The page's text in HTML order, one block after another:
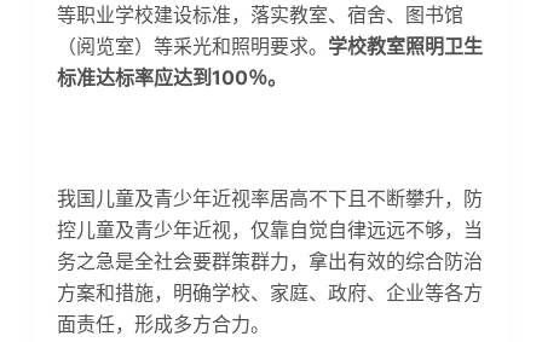
等职业学校建设标准，落实教室、宿舍、图书馆
（阅览室）等采光和照明要求。 学校教室照明卫生
标准达标率应达到100％。
我国儿童及青少年近视率居高不下且不断攀升，防
控儿童及青少年近视，仅靠自觉自律远远不够，当
务之急是全社会要群策群力，拿出有效的综合防治
方案和措施，明确学校、家庭、政府、企业等各方
面责任，形成多方合力。